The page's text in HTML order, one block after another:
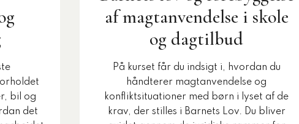
bil og
det
af magtanvendelse i skole
og dagtilbud
På kurset får du indsigt i, hvordan du
håndterer magtanvendelse og
konfliktsituationer med børn i lyset af de
krav, der stilles i Barnets Lov. Du bliver